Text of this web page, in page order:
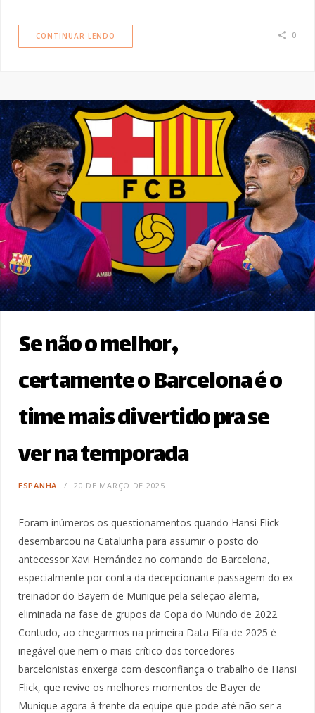
CONTINUAR LENDO 0
Se não o melhor,
certamente o Barcelona é o
time mais divertido pra se
ver na temporada
ESPANHA 20 DE MARÇO DE 2025
Foram inúmeros os questionamentos quando Hansi Flick
desembarcou na Catalunha para assumir o posto do
antecessor Xavi Hernández no comando do Barcelona,
especialmente por conta da decepcionante passagem do ex-
treinador do Bayern de Munique pela seleção alemã,
eliminada na fase de grupos da Copa do Mundo de 2022.
Contudo, ao chegarmos na primeira Data Fifa de 2025 é
inegável que nem o mais crítico dos torcedores
barcelonistas enxerga com desconfiança o trabalho de Hansi
Flick, que revive os melhores momentos de Bayer de
Munique agora à frente da equipe que pode até não ser a